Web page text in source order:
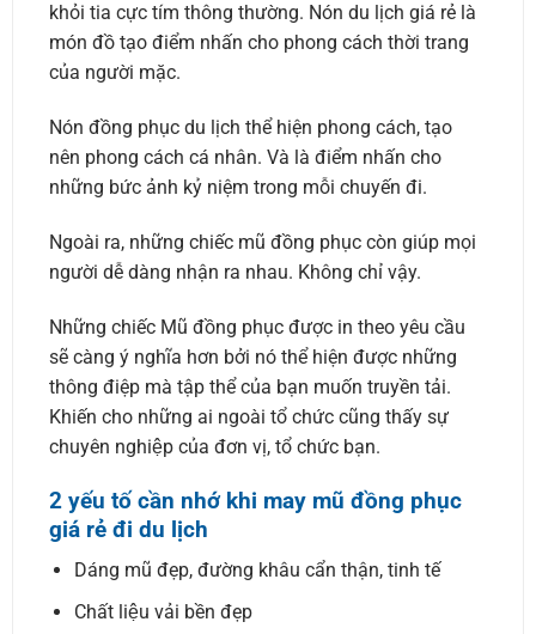
khỏi tia cực tím thông thường. Nón du lịch giá rẻ là
món đồ tạo điểm nhấn cho phong cách thời trang
của người mặc.
Nón đồng phục du lịch thể hiện phong cách, tạo
nên phong cách cá nhân. Và là điểm nhấn cho
những bức ảnh kỷ niệm trong mỗi chuyến đi.
Ngoài ra, những chiếc mũ đồng phục còn giúp mọi
người dễ dàng nhận ra nhau. Không chỉ vậy.
Những chiếc Mũ đồng phục được in theo yêu cầu
sẽ càng ý nghĩa hơn bởi nó thể hiện được những
thông điệp mà tập thể của bạn muốn truyền tải.
Khiến cho những ai ngoài tổ chức cũng thấy sự
chuyên nghiệp của đơn vị, tổ chức bạn.
2 yếu tố cần nhớ khi may mũ đồng phục
giá rẻ đi du lịch
Dáng mũ đẹp, đường khâu cẩn thận, tinh tế
Chất liệu vải bền đẹp